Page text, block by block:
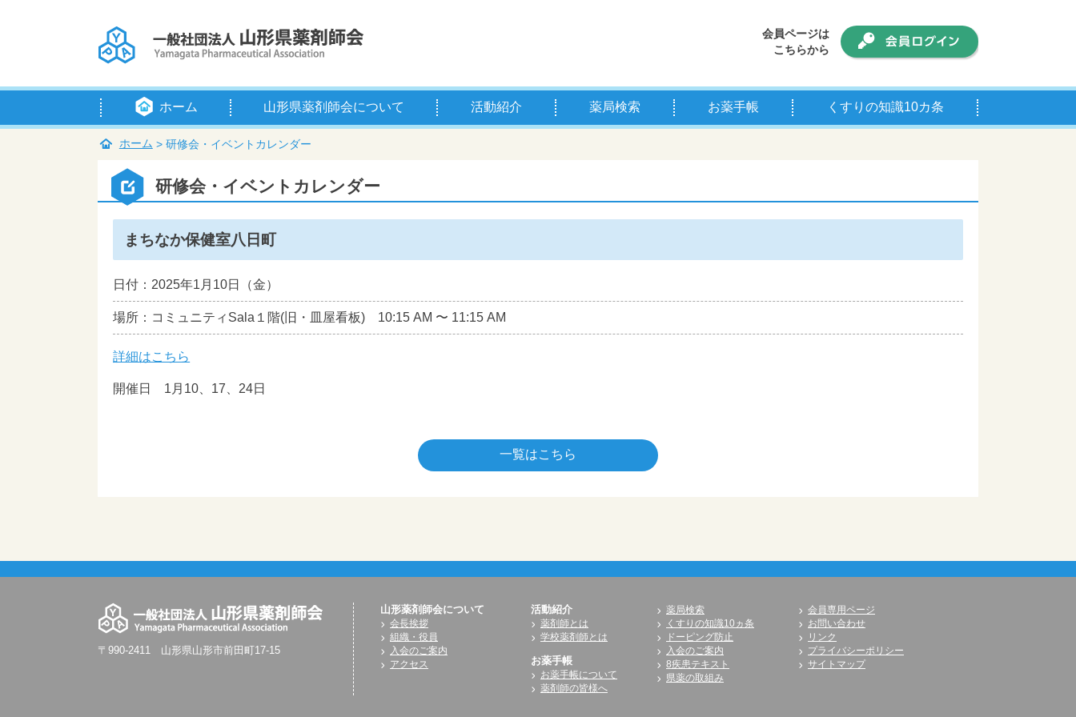
会員ページは
こちらから
ホーム 山形県薬剤師会について
会長挨拶
定款
例規等
組織・役員
賛助会員
入会のご案内
アクセス
活動紹介 薬局検索 お薬手帳 くすりの知識10カ条
ホーム > 研修会・イベントカレンダー
研修会・イベントカレンダー
まちなか保健室八日町
日付：2025年1月10日（金）
場所：コミュニティSala１階(旧・皿屋看板) 10:15 AM 〜 11:15 AM
詳細はこちら
開催日 1月10、17、24日
一覧はこちら
〒990-2411 山形県山形市前田町17-15
山形薬剤師会について
会長挨拶
組織・役員
入会のご案内
アクセス
活動紹介
薬剤師とは
学校薬剤師とは
お薬手帳
お薬手帳について
薬剤師の皆様へ
薬局検索
くすりの知識10ヵ条
ドーピング防止
入会のご案内
8疾患テキスト
県薬の取組み
会員専用ページ
お問い合わせ
リンク
プライバシーポリシー
サイトマップ